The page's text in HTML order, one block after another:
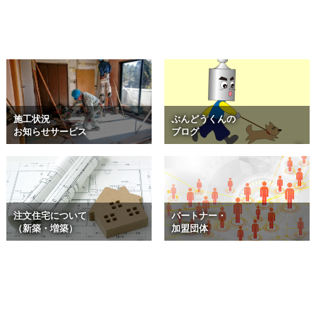
施工状況
お知らせサービス
ぶんどうくんの
ブログ
注文住宅について
（新築・増築）
パートナー・
加盟団体